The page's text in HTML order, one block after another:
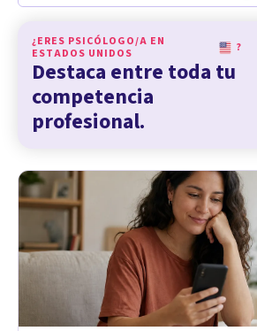
¿ERES PSICÓLOGO/A EN
ESTADOS UNIDOS
?
Destaca entre toda tu
competencia
profesional.